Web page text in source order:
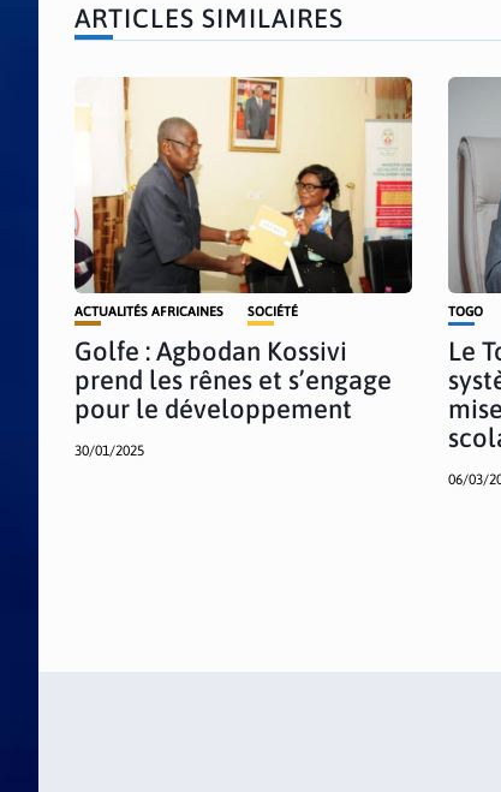
ARTICLES SIMILAIRES
ACTUALITÉS AFRICAINES SOCIÉTÉ
Golfe : Agbodan Kossivi
prend les rênes et s’engage
pour le développement
30/01/2025
TOGO
Le
06/03/